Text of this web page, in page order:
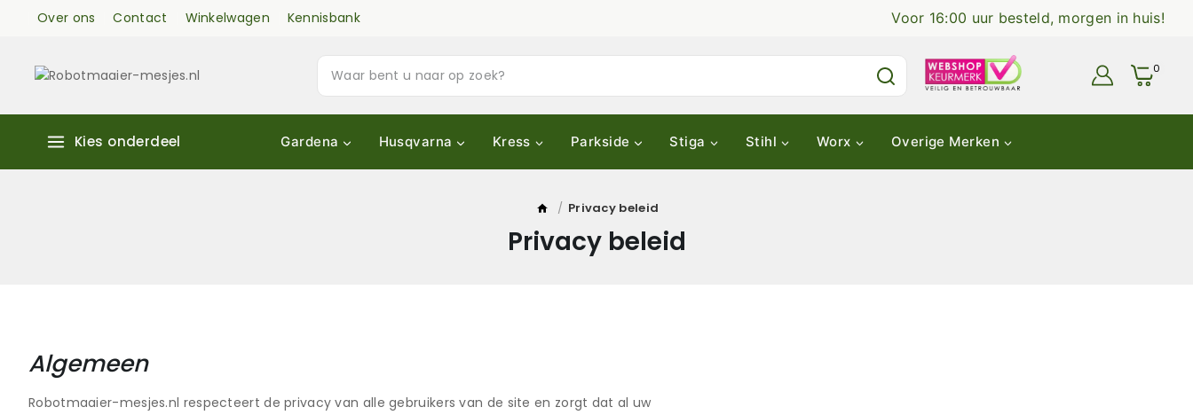
Over ons Contact Winkelwagen Kennisbank Voor 16:00 uur besteld, morgen in huis!
0
Kies onderdeel Gardena Husqvarna Kress Parkside Stiga Stihl Worx Overige Merken
/ Privacy beleid
Privacy beleid
Algemeen
Robotmaaier-mesjes.nl respecteert de privacy van alle gebruikers van de site en zorgt dat al uw